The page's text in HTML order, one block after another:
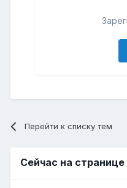
Перейти к списку тем
Сейчас на странице